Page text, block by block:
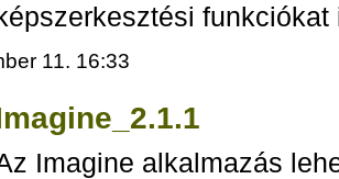
funkciókat
11. 16:33
Imagine alkalmazás